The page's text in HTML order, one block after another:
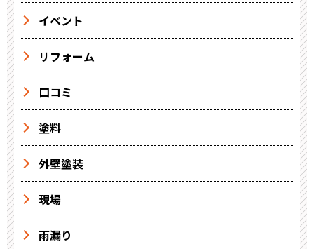
イベント
リフォーム
口コミ
塗料
外壁塗装
現場
雨漏り